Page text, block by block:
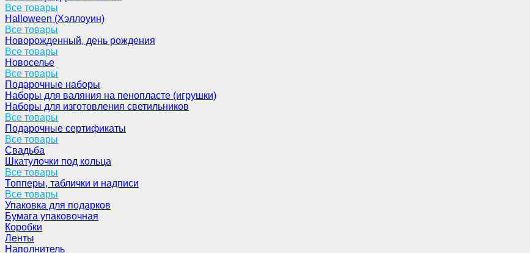
Все товары
Halloween (Хэллоуин)
Все товары
Новорожденный, день рождения
Все товары
Новоселье
Все товары
Подарочные наборы
Наборы для валяния на пенопласте (игрушки)
Наборы для изготовления светильников
Все товары
Подарочные сертификаты
Все товары
Свадьба
Шкатулочки под кольца
Все товары
Топперы, таблички и надписи
Все товары
Упаковка для подарков
Бумага упаковочная
Коробки
Ленты
Наполнитель